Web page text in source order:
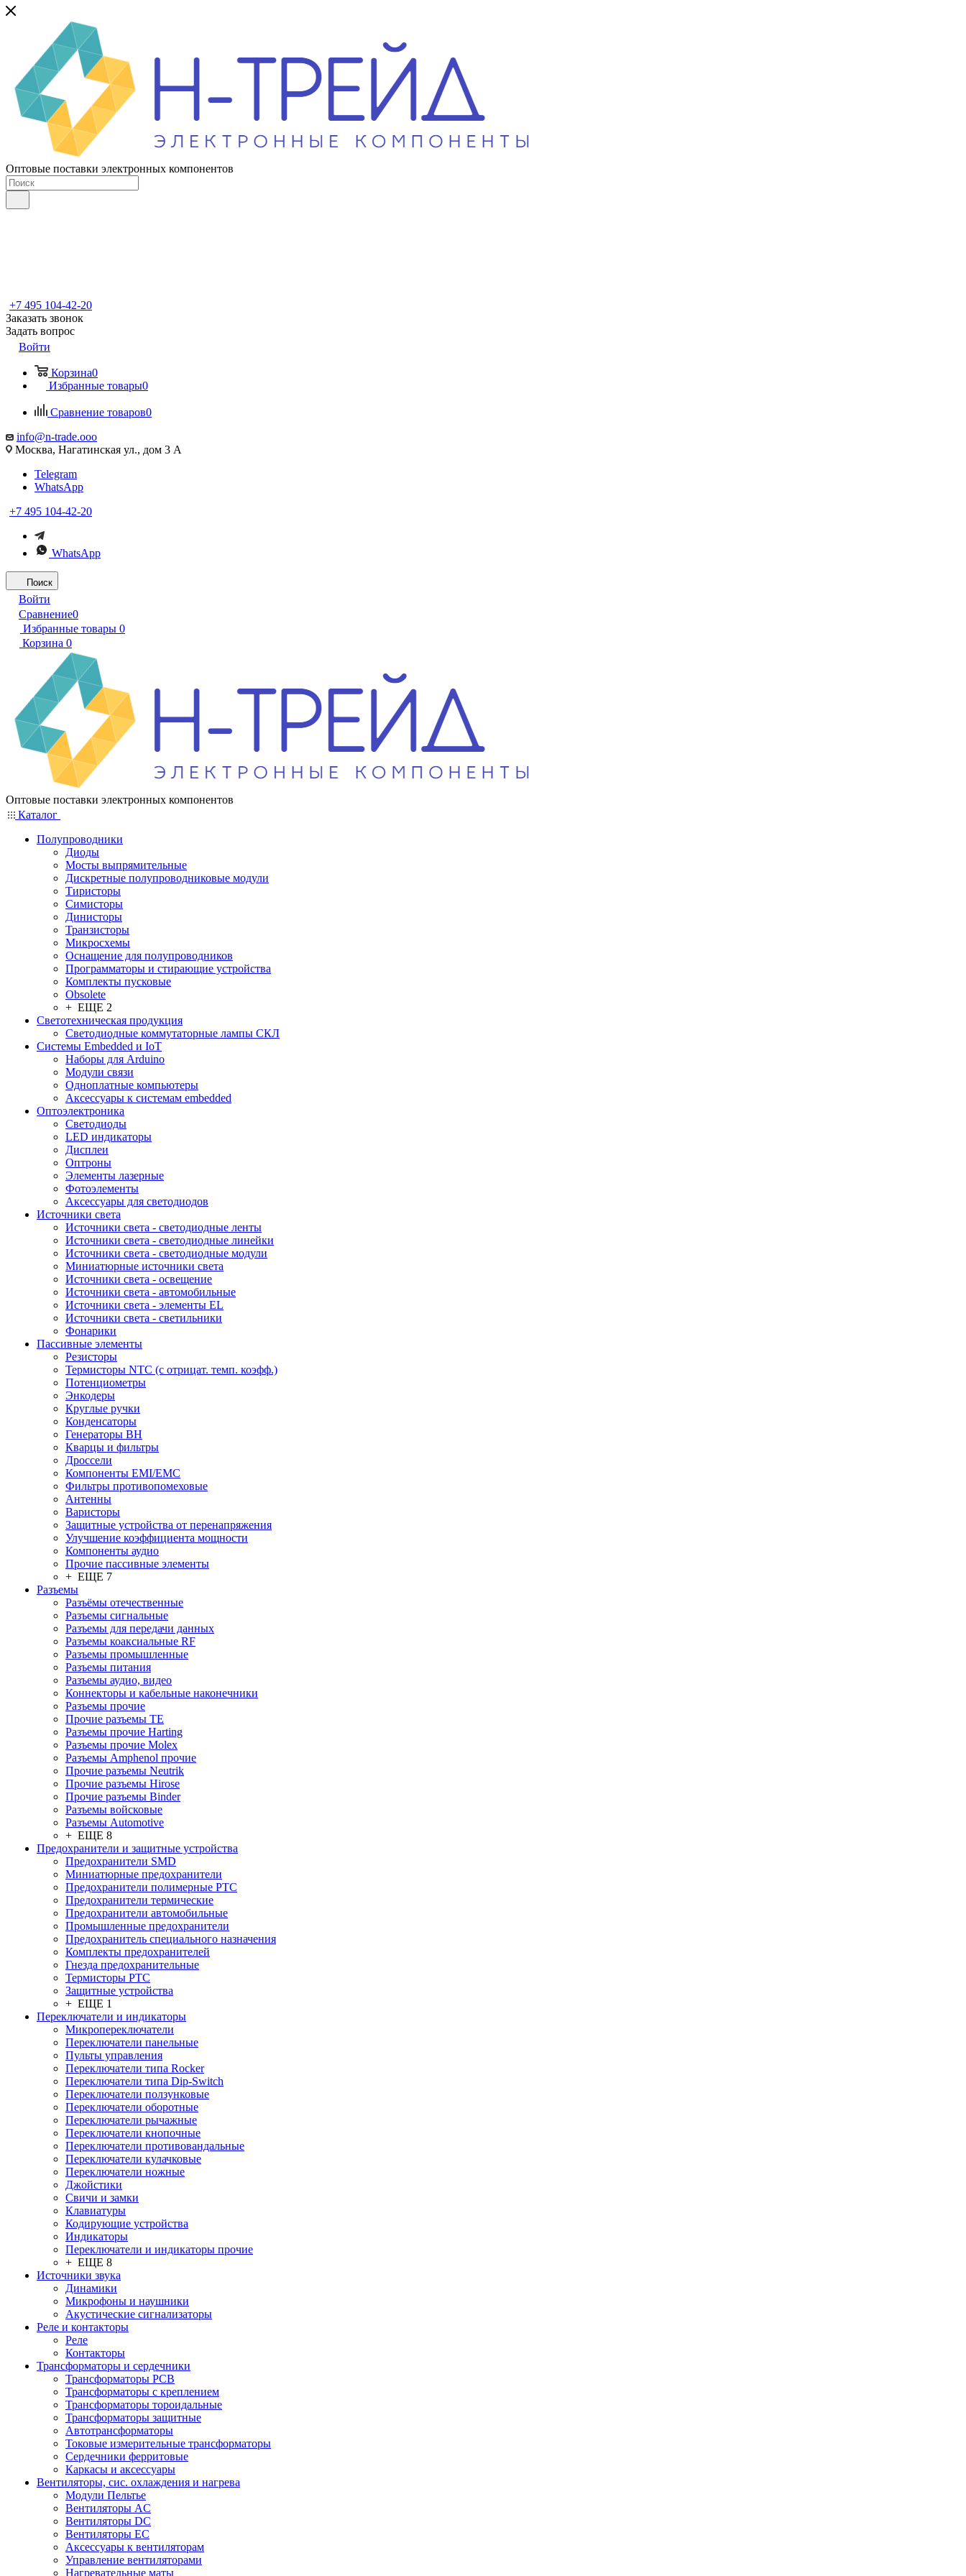
Оптовые поставки электронных компонентов
+7 495 104-42-20
Заказать звонок
Задать вопрос
Войти
Корзина0
Избранные товары0
Сравнение товаров0
info@n-trade.ooo
Москва, Нагатинская ул., дом 3 А
Telegram
WhatsApp
+7 495 104-42-20
WhatsApp
Поиск
Войти
Сравнение0
Избранные товары 0
Корзина 0
Оптовые поставки электронных компонентов
Каталог
Полупроводники
Диоды
Мосты выпрямительные
Дискретные полупроводниковые модули
Тиристоры
Симисторы
Динисторы
Транзисторы
Микросхемы
Оснащение для полупроводников
Программаторы и стирающие устройства
Комплекты пусковые
Obsolete
+ ЕЩЕ 2
Светотехническая продукция
Светодиодные коммутаторные лампы СКЛ
Системы Embedded и IoT
Наборы для Arduino
Модули связи
Одноплатные компьютеры
Аксессуары к системам embedded
Oптоэлектроника
Светодиоды
LED индикаторы
Дисплеи
Оптроны
Элементы лазерные
Фотоэлементы
Аксессуары для светодиодов
Источники света
Источники света - светодиодные ленты
Источники света - светодиодные линейки
Источники света - светодиодные модули
Миниатюрные источники света
Источники света - освещение
Источники света - автомобильные
Источники света - элементы EL
Источники света - светильники
Фонарики
Пассивные элементы
Резисторы
Термисторы NTC (с отрицат. темп. коэфф.)
Потенциометры
Энкодеры
Круглые ручки
Конденсаторы
Генераторы ВН
Кварцы и фильтры
Дроссели
Компоненты EMI/EMC
Фильтры противопомеховые
Антенны
Варисторы
Защитные устройства от перенапряжения
Улучшение коэффициента мощности
Компоненты аудио
Прочие пассивные элементы
+ ЕЩЕ 7
Разъeмы
Разъёмы отечественные
Разъeмы сигнальные
Разъeмы для передачи данных
Разъeмы коаксиальные RF
Разъeмы промышленные
Разъeмы питания
Разъeмы аудио, видео
Коннекторы и кабельные наконечники
Разъeмы прочие
Прочие разъемы TE
Разъемы прочие Harting
Разъемы прочие Molex
Разъемы Amphenol прочие
Прочие разъемы Neutrik
Прочие разъемы Hirose
Прочие разъемы Binder
Разъемы войсковые
Разъeмы Automotive
+ ЕЩЕ 8
Предохранители и защитные устройства
Предохранители SMD
Миниатюрные предохранители
Предохранители полимерные PTC
Предохранители термические
Предохранители автомобильные
Промышленные предохранители
Предохранитель специального назначения
Комплекты предохранителей
Гнезда предохранительные
Термисторы PTC
Защитные устройства
+ ЕЩЕ 1
Переключатели и индикаторы
Микропереключатели
Переключатели панельные
Пульты управления
Переключатели типа Rocker
Переключатели типа Dip-Switch
Переключатели ползунковые
Переключатели оборотные
Переключатели рычажные
Переключатели кнопочные
Переключатели противовандальные
Переключатели кулачковые
Переключатели ножные
Джойстики
Свичи и замки
Клавиатуры
Кодирующие устройства
Индикаторы
Переключатели и индикаторы прочие
+ ЕЩЕ 8
Источники звука
Динамики
Микрофоны и наушники
Акустические сигнализаторы
Реле и контакторы
Реле
Контакторы
Трансформаторы и сердечники
Трансформаторы PCB
Трансформаторы с креплением
Трансформаторы тороидальные
Трансформаторы защитные
Автотрансформаторы
Токовые измерительные трансформаторы
Сердечники ферритовые
Каркасы и аксессуары
Вентиляторы, сис. охлаждения и нагрева
Модули Пельтье
Вентиляторы AC
Вентиляторы DC
Вентиляторы EC
Аксессуары к вентиляторам
Управление вентиляторами
Нагревательные маты